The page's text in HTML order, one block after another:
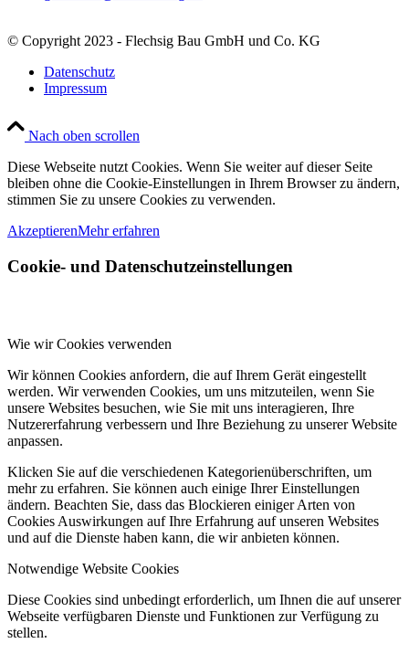
© Copyright 2023 - Flechsig Bau GmbH und Co. KG
Datenschutz
Impressum
Nach oben scrollen
Diese Webseite nutzt Cookies. Wenn Sie weiter auf dieser Seite
bleiben ohne die Cookie-Einstellungen in Ihrem Browser zu ändern,
stimmen Sie zu unsere Cookies zu verwenden.
AkzeptierenMehr erfahren
Cookie- und Datenschutzeinstellungen
Wie wir Cookies verwenden
Wir können Cookies anfordern, die auf Ihrem Gerät eingestellt
werden. Wir verwenden Cookies, um uns mitzuteilen, wenn Sie
unsere Websites besuchen, wie Sie mit uns interagieren, Ihre
Nutzererfahrung verbessern und Ihre Beziehung zu unserer Website
anpassen.
Klicken Sie auf die verschiedenen Kategorienüberschriften, um
mehr zu erfahren. Sie können auch einige Ihrer Einstellungen
ändern. Beachten Sie, dass das Blockieren einiger Arten von
Cookies Auswirkungen auf Ihre Erfahrung auf unseren Websites
und auf die Dienste haben kann, die wir anbieten können.
Notwendige Website Cookies
Diese Cookies sind unbedingt erforderlich, um Ihnen die auf unserer
Webseite verfügbaren Dienste und Funktionen zur Verfügung zu
stellen.